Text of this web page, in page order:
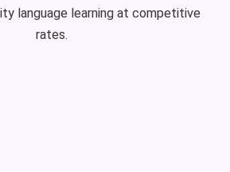
language learning at competitive
rates.